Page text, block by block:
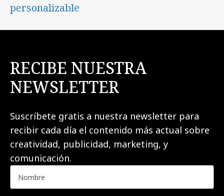
personalizable
RECIBE NUESTRA
NEWSLETTER
Suscríbete gratis a nuestra newsletter para
recibir cada día el contenido más actual sobre
creatividad, publicidad, marketing, y
comunicación.